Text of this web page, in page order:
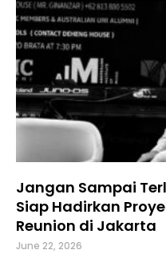
Jangan Sampai
Siap Hadirkan
Reunion di Jakarta
June 22, 2026